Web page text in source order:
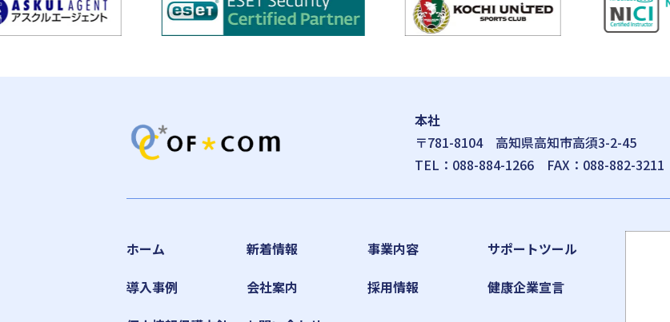
本社
〒781-8104 高知県高知市高須3-2-45
TEL： 088-884-1266 FAX：088-882-3211
ホーム 新着情報 事業内容
サポートツール
導入事例
会社案内 採用情報
健康企業宣言